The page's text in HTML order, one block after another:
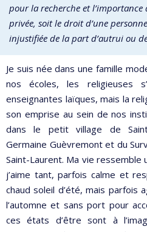
pour la recherche et
privée, soit le droit d’une
injustifiée de la part d’autrui ou
Je suis née dans une famille
nos écoles, les religieuses
enseignantes laïques, mais la
son emprise au sein de nos
dans le petit village de
Germaine Guèvremont et du
Saint-Laurent. Ma vie ressemble
j’aime tant, parfois calme et
chaud soleil d’été, mais parfois
l’automne et sans port pour
ces états d’être sont à